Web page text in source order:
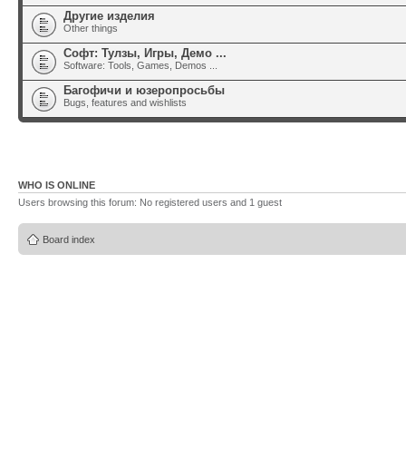
Другие изделия
Other things
Софт: Тулзы, Игры, Демо ...
Software: Tools, Games, Demos ...
Багофичи и юзеропросьбы
Bugs, features and wishlists
WHO IS ONLINE
Users browsing this forum: No registered users and 1 guest
Board index